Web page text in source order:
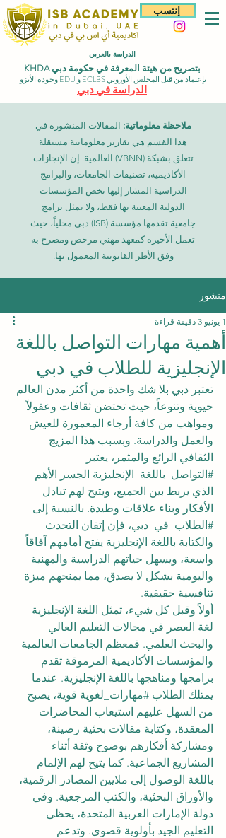
إنتسب
الدراسة بالعربي
بتصريح من هيئة المعرفة في حكومة دبي KHDA
بإعتماد من قبل المجلس الأوروبي ECLBS و EDU وجودة الأيزو
الدراسة في دبي
ملاحظة معلوماتية: المقالات المنشورة في
هذا القسم هي تقارير معلوماتية مستقلة
تتعلق بشبكة (VBNN) العالمية. إن الإنجازات
الأكاديمية، تصنيفات الجامعات، والبرامج
الدراسية المشار إليها تخص المؤسسات
الدولية المعنية بها فقط، ولا تمثل برامج
جامعية تقدمها مؤسسة (ISB) دبي محلياً، حيث
تعمل الأخيرة كمعهد مهني مرخص ومصرح به
وفق الأطر القانونية المعمول بها.
منشور
أهمية مهارات التواصل باللغة
الإنجليزية للطلاب في دبي
1 يونيو 3 دقيقة قراءة
تعتبر دبي بلا شك واحدة من أكثر مدن العالم
حيوية وتنوعاً، حيث تحتضن ثقافات وعقولاً
ومواهب من كافة أرجاء المعمورة للعيش
والعمل والدراسة. وبسبب هذا المزيج
الثقافي الرائع والمثمر، يعتبر
#التواصل_باللغة_الإنجليزية الجسر الأهم
الذي يربط بين الجميع، ويتيح لهم تبادل
الأفكار وبناء علاقات وطيدة. بالنسبة إلى
#الطلاب_في_دبي، فإن إتقان التحدث
والكتابة باللغة الإنجليزية يفتح أمامهم آفاقاً
واسعة، ويسهل حياتهم الدراسية والمهنية
واليومية بشكل لا يصدق، مما يمنحهم ميزة
تنافسية حقيقية.
أولاً وقبل كل شيء، تمثل اللغة الإنجليزية
لغة العصر في مجالات التعليم العالي
والبحث العلمي. فمعظم الجامعات العالمية
والمؤسسات الأكاديمية المرموقة تقدم
برامجها ومناهجها باللغة الإنجليزية. عندما
يمتلك الطلاب #مهارات_لغوية قوية، يصبح
من السهل عليهم استيعاب المحاضرات
المعقدة، وكتابة مقالات بحثية رصينة،
ومشاركة أفكارهم بوضوح وثقة أثناء
المشاريع الجماعية. كما يتيح لهم الإلمام
باللغة الوصول إلى ملايين المصادر الرقمية،
والأوراق البحثية، والكتب المرجعية. وفي
دولة الإمارات العربية المتحدة، يحظى
التعليم الجيد بأولوية قصوى. وتدعم